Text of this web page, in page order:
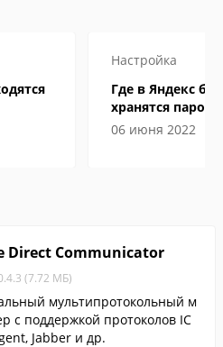
Настройка
Где в Яндекс
хранятся пароли
06 июня 2022
Direct Communicator
(7.72 МБ)
мультипротокольный м
с поддержкой протоколов IC
Jabber и др.